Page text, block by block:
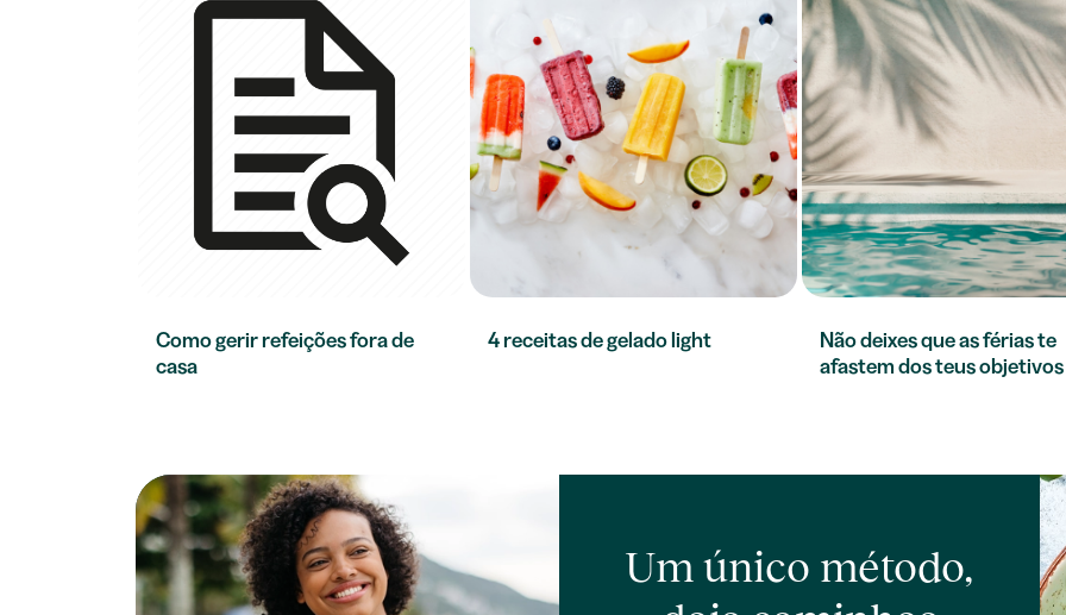
Como gerir refeições fora de
casa
4 receitas de gelado light
Não deixes que as férias te
afastem dos teus objetivos
Um único método,